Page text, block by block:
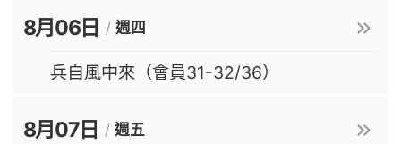
8月06日 / 週四
兵自風中來（會員31-32/36）
8月07日 / 週五